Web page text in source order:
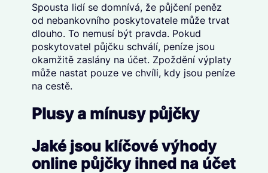
Spousta lidí se domnívá, že půjčení peněz
od nebankovního poskytovatele může trvat
dlouho. To nemusí být pravda. Pokud
poskytovatel půjčku schválí, peníze jsou
okamžitě zaslány na účet. Zpoždění výplaty
může nastat pouze ve chvíli, kdy jsou peníze
na cestě.
Plusy a mínusy půjčky
Jaké jsou klíčové výhody
online půjčky ihned na účet